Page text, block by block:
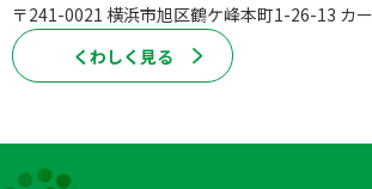
〒241-0021 横浜市旭区鶴ケ峰本町1-26-13 カ
くわしく⾒る